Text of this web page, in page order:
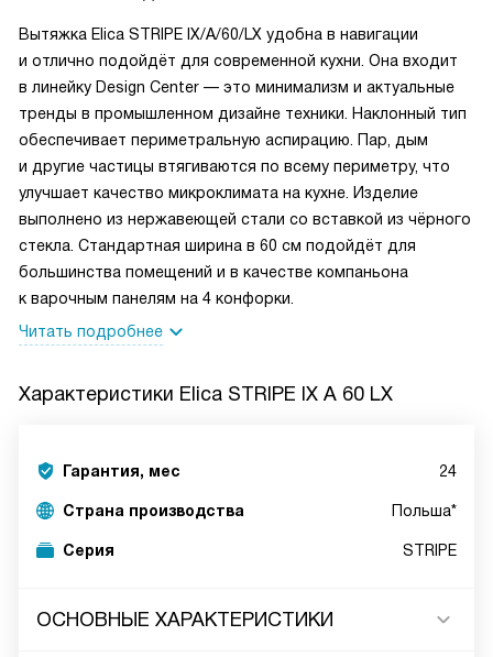
Вытяжка Elica STRIPE IX/A/60/LX удобна в навигации
и отлично подойдёт для современной кухни. Она входит
в линейку Design Center — это минимализм и актуальные
тренды в промышленном дизайне техники. Наклонный тип
обеспечивает периметральную аспирацию. Пар, дым
и другие частицы втягиваются по всему периметру, что
улучшает качество микроклимата на кухне. Изделие
выполнено из нержавеющей стали со вставкой из чёрного
стекла. Стандартная ширина в 60 см подойдёт для
большинства помещений и в качестве компаньона
к варочным панелям на 4 конфорки.
Читать подробнее
Характеристики Elica STRIPE IX A 60 LX
Гарантия, мес 24
Страна производства Польша*
Серия STRIPE
ОСНОВНЫЕ ХАРАКТЕРИСТИКИ